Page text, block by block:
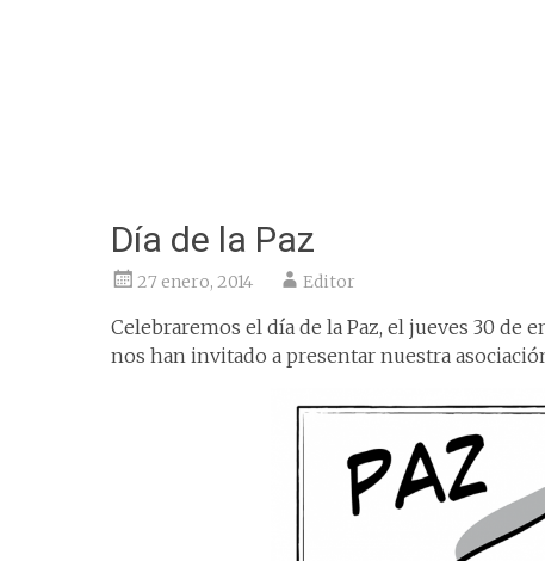
Día de la Paz
27 enero, 2014 Editor
Celebraremos el día de la Paz, el jueves 30 de
nos han invitado a presentar nuestra